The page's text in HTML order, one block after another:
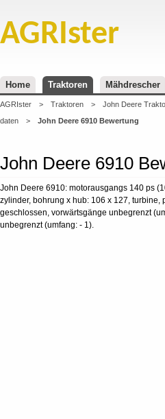
AGRIster
Home Traktoren Mähdrescher
AGRIster > Traktoren > John Deere
daten
> John Deere 6910 Bewertung
John Deere 6910
John Deere 6910: motorausgangs 140 ps
zylinder, bohrung x hub: 106 x 127, turbine,
geschlossen, vorwärtsgänge unbegrenzt
unbegrenzt (umfang: - 1).